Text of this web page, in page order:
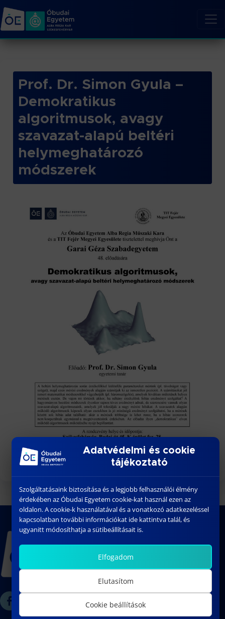
Prof. Dr. Simon Gyula –
Demokratikus
algoritmusok, avagy
szavazat-alapú beltéri
helymeghatározó
módszerek
Adatvédelmi és cookie
tájékoztató
Szolgáltatásaink biztosítása és a legjobb felhasználói élmény
érdekében az Óbudai Egyetem cookie-kat használ ezen az
oldalon. A cookie-k használatával és a vonatkozó adatkezeléssel
kapcsolatban további információkat ide kattintva talál, és
ugyanitt módosíthatja a sütibeállításait is.
Elfogadom
Elutasítom
Cookie beállítások